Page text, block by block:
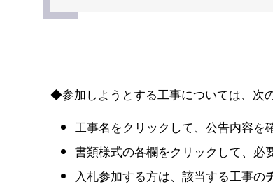
◆参加しようとする工事については、次
工事名をクリックして、公告内容を
書類様式の各欄をクリックして、必
入札参加する方は、該当する工事の